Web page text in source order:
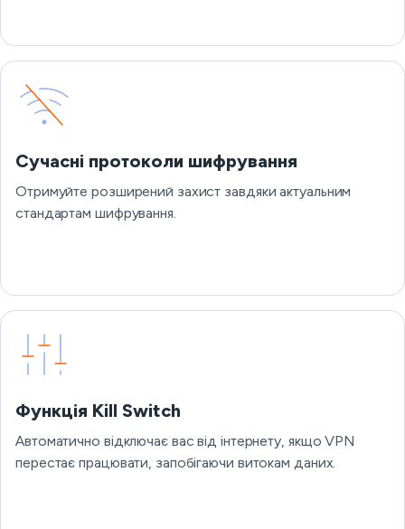
Сучасні протоколи шифрування
Отримуйте розширений захист завдяки актуальним
стандартам шифрування.
Функція Kill Switch
Автоматично відключає вас від інтернету, якщо VPN
перестає працювати, запобігаючи витокам даних.